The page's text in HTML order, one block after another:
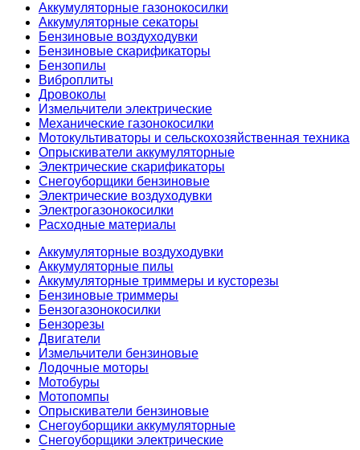
Аккумуляторные газонокосилки
Аккумуляторные секаторы
Бензиновые воздуходувки
Бензиновые скарификаторы
Бензопилы
Виброплиты
Дровоколы
Измельчители электрические
Механические газонокосилки
Мотокультиваторы и сельскохозяйственная техника
Опрыскиватели аккумуляторные
Электрические скарификаторы
Снегоуборщики бензиновые
Электрические воздуходувки
Электрогазонокосилки
Расходные материалы
Аккумуляторные воздуходувки
Аккумуляторные пилы
Аккумуляторные триммеры и кусторезы
Бензиновые триммеры
Бензогазонокосилки
Бензорезы
Двигатели
Измельчители бензиновые
Лодочные моторы
Мотобуры
Мотопомпы
Опрыскиватели бензиновые
Снегоуборщики аккумуляторные
Снегоуборщики электрические